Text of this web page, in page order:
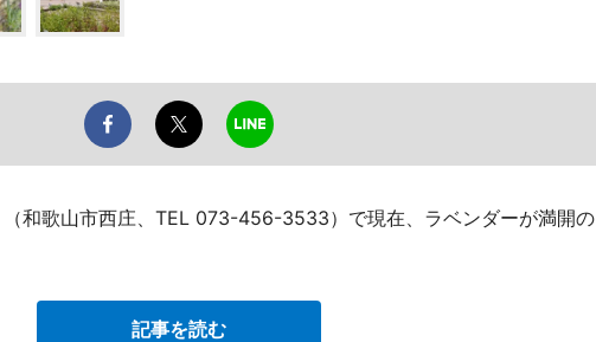
和歌山市西庄、TEL 073-456-3533）で現在、ラベンダーが満開の
記事を読む